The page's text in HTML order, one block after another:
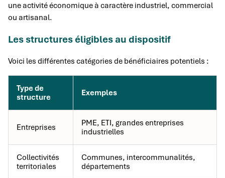
une activité économique à caractère industriel, commercial
ou artisanal.
Les structures éligibles au dispositif
Voici les différentes catégories de bénéficiaires potentiels :
Type de
structure
Exemples
Entreprises
PME, ETI, grandes entreprises
industrielles
Collectivités
territoriales
Communes, intercommunalités,
départements